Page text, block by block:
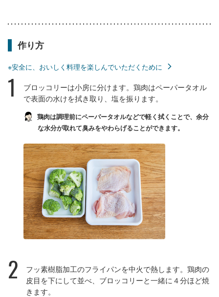
作り方
※安全に、おいしく料理を楽しんでいただくために
1
ブロッコリーは小房に分けます。鶏肉はペーパータオル
で表面の水けを拭き取り、塩を振ります。
鶏肉は調理前にペーパータオルなどで軽く拭くことで、余分
な水分が取れて臭みをやわらげることができます。
2
フッ素樹脂加工のフライパンを中火で熱します。鶏肉の
皮目を下にして並べ、ブロッコリーと一緒に４分ほど焼
きます。